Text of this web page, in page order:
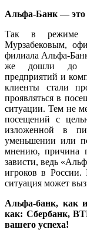
Альфа-Банк — это
Так в режиме
Мурзабековым,
филиала Альфа-
же дошли до
предприятий и
клиенты стали
проявляться в
ситуации. Тем не
посещений с
изложенной в
уменьшении или
мнению, причина
зависти, ведь
игроков в России.
ситуация может
Альфа-банк, как
как: Сбербанк,
вашего успеха!